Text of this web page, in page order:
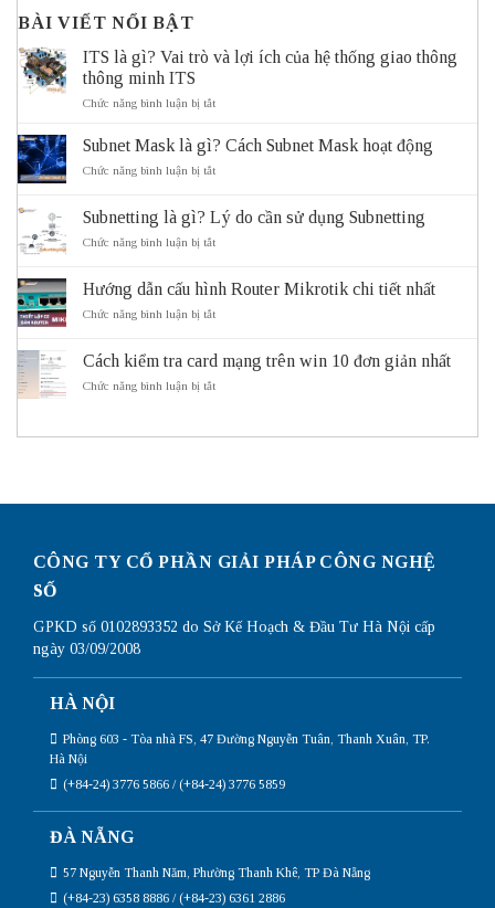
BÀI VIẾT NỔI BẬT
ITS là gì? Vai trò và lợi ích của hệ thống giao thông
thông minh ITS
Chức năng bình luận bị tắtở
gì?
Vai
lợi
thống
thông
ITS
Subnet Mask là gì? Cách Subnet Mask hoạt động
Chức năng bình luận bị tắtở
là
Mask
động
Subnetting là gì? Lý do cần sử dụng Subnetting
Chức năng bình luận bị tắtở
gì?
sử
dụng
Subnetting
Hướng dẫn cấu hình Router Mikrotik chi tiết nhất
Chức năng bình luận bị tắtở
cấu
Cách kiểm tra card mạng trên win 10 đơn giản nhất
Chức năng bình luận bị tắtở
tra
nhất
CÔNG TY CỔ PHẦN GIẢI PHÁP CÔNG NGHỆ
SỐ
GPKD số 0102893352 do Sở Kế Hoạch & Đầu Tư Hà Nội cấp
ngày 03/09/2008
HÀ NỘI
Phòng 603 - Tòa nhà FS, 47 Đường Nguyễn Tuân, Thanh Xuân, TP.
Hà Nội
(+84-24) 3776 5866 / (+84-24) 3776 5859
ĐÀ NẴNG
57 Nguyễn Thanh Năm, Phường Thanh Khê, TP Đà Nẵng
(+84-23) 6358 8886 / (+84-23) 6361 2886